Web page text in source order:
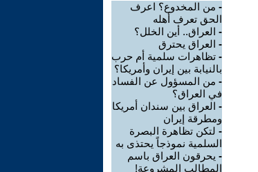
- من المخدوع؟ اعرف
الحق تعرف أهله
- العراق.. أين الخلل؟
- العراق يحترق
- تظاهرات سلمية أم حرب
بالنيابة بين إيران وأمريكا؟
- من المسؤول عن الفساد
في العراق؟
- العراق بين سندان أمريكا
ومطرقة إيران
- لتكن تظاهرة البصرة
السلمية نموذجاً يحتذى به
- يحرقون العراق باسم
المطالب المشروعة!